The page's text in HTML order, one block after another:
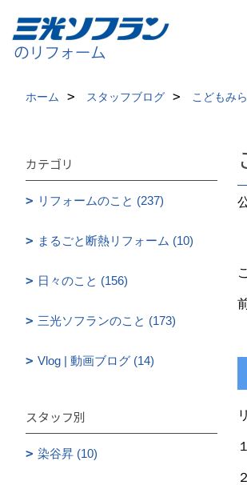
ホーム スタッフブログ こどもみ
カテゴリ
リフォームのこと (237)
まるごと断熱リフォーム (10)
日々のこと (156)
三光ソフランのこと (173)
Vlog | 動画ブログ (14)
スタッフ別
染谷昇 (10)